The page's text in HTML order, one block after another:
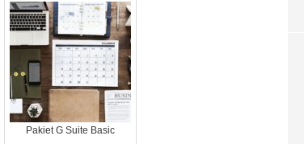
Pakiet G Suite Basic